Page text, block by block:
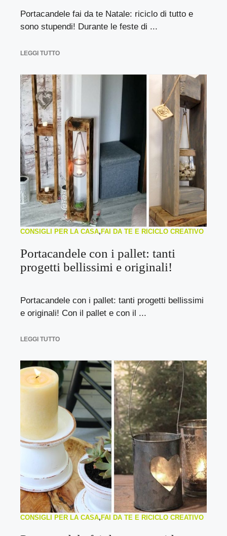
Portacandele fai da te Natale: riciclo di tutto e
sono stupendi! Durante le feste di ...
LEGGI TUTTO
CONSIGLI PER LA CASA,FAI DA TE E RICICLO CREATIVO
Portacandele con i pallet: tanti
progetti bellissimi e originali!
Portacandele con i pallet: tanti progetti bellissimi
e originali! Con il pallet e con il ...
LEGGI TUTTO
CONSIGLI PER LA CASA, FAI DA TE E RICICLO CREATIVO